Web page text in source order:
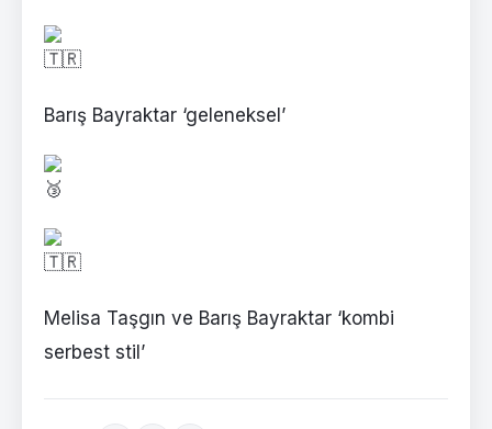
Barış Bayraktar ‘geleneksel’
Melisa Taşgın ve Barış Bayraktar ‘kombi
serbest stil’